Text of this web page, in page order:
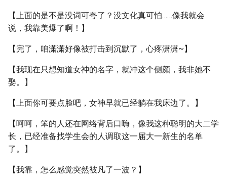
【上面的是不是没词可夸了？没文化真可怕……像我就会
说，我靠美爆了啊！】
【完了，咱潇潇好像被打击到沉默了，心疼潇潇~】
【我现在只想知道女神的名字，就冲这个侧颜，我非她不
娶。】
【上面你可要点脸吧，女神早就已经躺在我床边了。】
【呵呵，笨的人还在网络背后口嗨，像我这种聪明的大二学
长，已经准备找学生会的人调取这一届大一新生的名单
了。】
【我靠，怎么感觉突然被凡了一波？】